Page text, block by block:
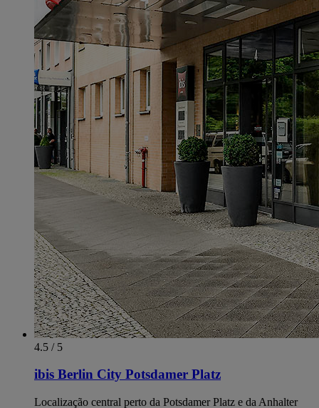
4.5 / 5
ibis Berlin City Potsdamer Platz
Localização central perto da Potsdamer Platz e da Anhalter